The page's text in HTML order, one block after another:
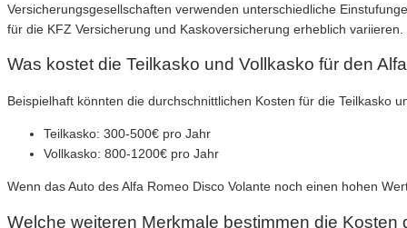
Versicherungsgesellschaften verwenden unterschiedliche
für die KFZ Versicherung und Kaskoversicherung erheblich variieren.
Was kostet die Teilkasko und Vollkasko für den
Beispielhaft könnten die durchschnittlichen Kosten für die Teilkasko
Teilkasko: 300-500€ pro Jahr
Vollkasko: 800-1200€ pro Jahr
Wenn das Auto des Alfa Romeo Disco Volante noch einen hohen
Welche weiteren Merkmale bestimmen die